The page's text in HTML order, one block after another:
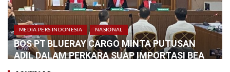
MEDIA PERS INDONESIA NASIONAL
BOS PT BLUERAY CARGO MINTA PUTUSAN
ADIL DALAM PERKARA SUAP IMPORTASI BEA